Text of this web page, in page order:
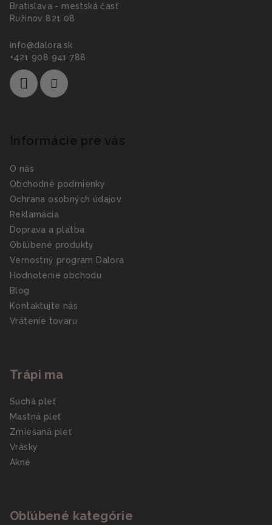
Bratislava - mestská časť
Ružinov 821 08
info@dalora.sk
+421 908 941 788
Informácie pre vás
O nás
Obchodné podmienky
Ochrana osobných údajov
Reklamácia
Doprava a platba
Obľúbené produkty
Vernostný program Dalora
Hodnotenie obchodu
Blog
Kontaktujte nás
Vrátenie tovaru
Trápi ma
Suchá pleť
Mastná pleť
Zmiešaná pleť
Vrásky
Akné
Obľúbené kategórie